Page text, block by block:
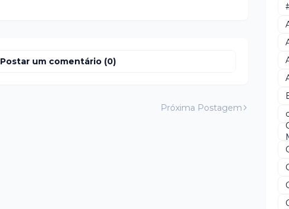
Postar um comentário (0)
Próxima Postagem